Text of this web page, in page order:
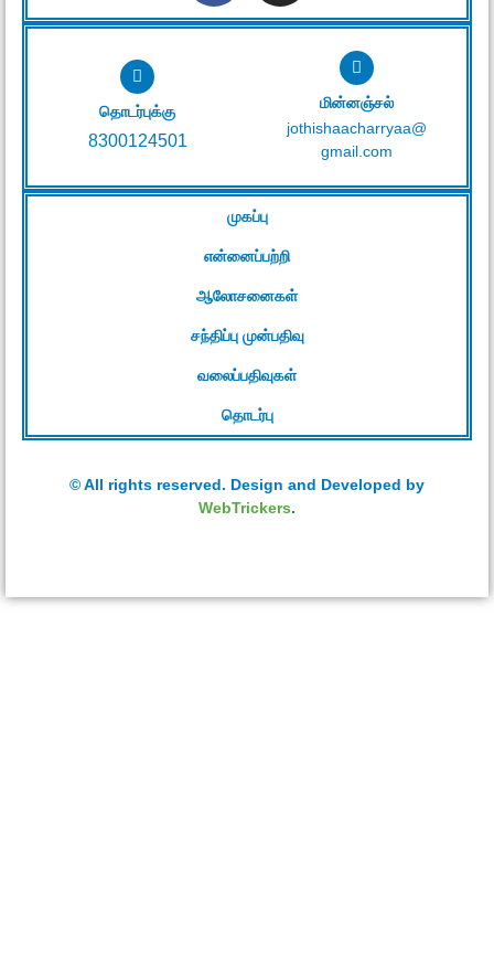
முகப்பு
என்னைப்பற்றி
ஆலோசனைகள்
சந்திப்பு முன்பதிவு
வலைப்பதிவுகள்
தொடர்பு
தொடர்புக்கு
8300124501
மின்னஞ்சல்
jothishaacharryaa@
gmail.com
© All rights reserved. Design and Developed by
WebTrickers.